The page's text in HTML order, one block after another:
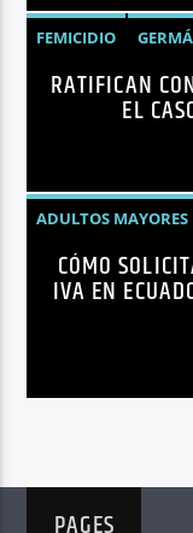
FEMICIDIO
NOTICIAS
RATIFICAN
EL
ADULTOS MAYORES
NEGOCIOS
CÓMO
IVA EN